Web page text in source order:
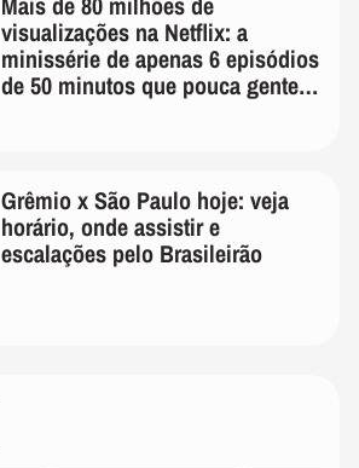
visualizações na Netflix: a
minissérie de apenas 6 episódios
de 50 minutos que pouca gente
Grêmio x São Paulo hoje: veja
horário, onde assistir e
escalações pelo Brasileirão